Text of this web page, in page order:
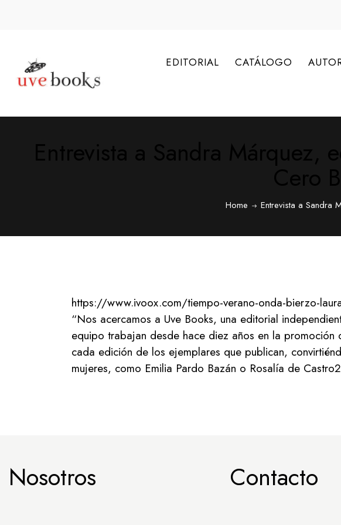
EDITORIAL CATÁLOGO
Home Entrevista a Sandra
https://www.ivoox.com/tiempo-verano-onda-bierzo-
“Nos acercamos a Uve Books, una editorial
equipo trabajan desde hace diez años en la promoción
cada edición de los ejemplares que publican,
mujeres, como Emilia Pardo Bazán o Rosalía de
Nosotros Contacto